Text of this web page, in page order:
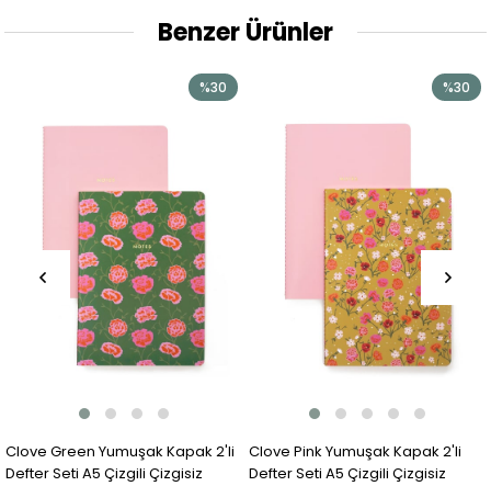
Benzer Ürünler
Clove Green Yumuşak Kapak 2'li
Defter Seti A5 Çizgili Çizgisiz
%30
Clove Pink Yumuşak Kapak 2'li
Defter Seti A5 Çizgili Çizgisiz
%30